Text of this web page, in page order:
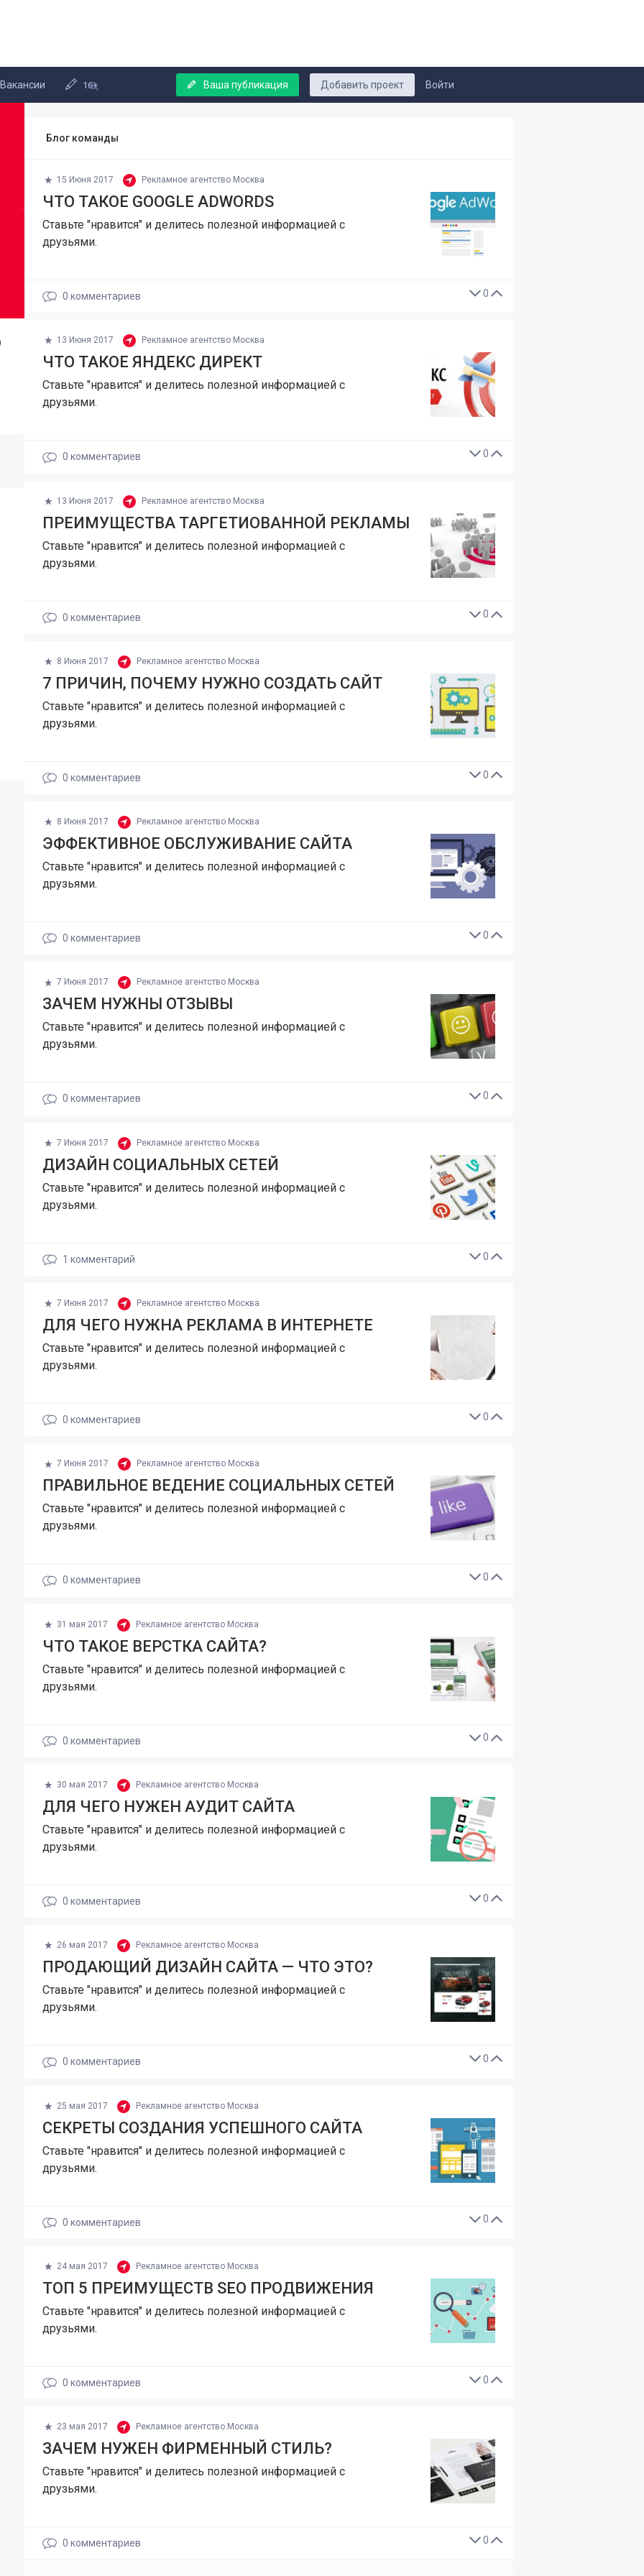
Войти
Добавить проект
Вакансии Ваша публикация
16+
Блог команды
15 Июня 2017 Рекламное агентство Москва
ЧТО ТАКОЕ GOOGLE ADWORDS
Ставьте "нравится" и делитесь полезной информацией с
друзьями.
0
0 комментариев
13 Июня 2017 Рекламное агентство Москва
ЧТО ТАКОЕ ЯНДЕКС ДИРЕКТ
Ставьте "нравится" и делитесь полезной информацией с
друзьями.
0
0 комментариев
13 Июня 2017 Рекламное агентство Москва
ПРЕИМУЩЕСТВА ТАРГЕТИОВАННОЙ РЕКЛАМЫ
Ставьте "нравится" и делитесь полезной информацией с
друзьями.
0
0 комментариев
8 Июня 2017 Рекламное агентство Москва
7 ПРИЧИН, ПОЧЕМУ НУЖНО СОЗДАТЬ САЙТ
Ставьте "нравится" и делитесь полезной информацией с
друзьями.
0
0 комментариев
8 Июня 2017 Рекламное агентство Москва
ЭФФЕКТИВНОЕ ОБСЛУЖИВАНИЕ САЙТА
Ставьте "нравится" и делитесь полезной информацией с
друзьями.
0
0 комментариев
7 Июня 2017 Рекламное агентство Москва
ЗАЧЕМ НУЖНЫ ОТЗЫВЫ
Ставьте "нравится" и делитесь полезной информацией с
друзьями.
0
0 комментариев
7 Июня 2017 Рекламное агентство Москва
ДИЗАЙН СОЦИАЛЬНЫХ СЕТЕЙ
Ставьте "нравится" и делитесь полезной информацией с
друзьями.
0
1 комментарий
7 Июня 2017 Рекламное агентство Москва
ДЛЯ ЧЕГО НУЖНА РЕКЛАМА В ИНТЕРНЕТЕ
Ставьте "нравится" и делитесь полезной информацией с
друзьями.
0
0 комментариев
7 Июня 2017 Рекламное агентство Москва
ПРАВИЛЬНОЕ ВЕДЕНИЕ СОЦИАЛЬНЫХ СЕТЕЙ
Ставьте "нравится" и делитесь полезной информацией с
друзьями.
0
0 комментариев
31 мая 2017 Рекламное агентство Москва
ЧТО ТАКОЕ ВЕРСТКА САЙТА?
Ставьте "нравится" и делитесь полезной информацией с
друзьями.
0
0 комментариев
30 мая 2017 Рекламное агентство Москва
ДЛЯ ЧЕГО НУЖЕН АУДИТ САЙТА
Ставьте "нравится" и делитесь полезной информацией с
друзьями.
0
0 комментариев
26 мая 2017 Рекламное агентство Москва
ПРОДАЮЩИЙ ДИЗАЙН САЙТА — ЧТО ЭТО?
Ставьте "нравится" и делитесь полезной информацией с
друзьями.
0
0 комментариев
25 мая 2017 Рекламное агентство Москва
СЕКРЕТЫ СОЗДАНИЯ УСПЕШНОГО САЙТА
Ставьте "нравится" и делитесь полезной информацией с
друзьями.
0
0 комментариев
24 мая 2017 Рекламное агентство Москва
ТОП 5 ПРЕИМУЩЕСТВ SEO ПРОДВИЖЕНИЯ
Ставьте "нравится" и делитесь полезной информацией с
друзьями.
0
0 комментариев
23 мая 2017 Рекламное агентство Москва
ЗАЧЕМ НУЖЕН ФИРМЕННЫЙ СТИЛЬ?
Ставьте "нравится" и делитесь полезной информацией с
друзьями.
0
0 комментариев